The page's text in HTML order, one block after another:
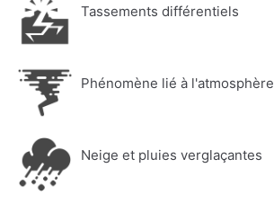
Tassements différentiels
Phénomène lié à l'atmosphère
Neige et pluies verglaçantes